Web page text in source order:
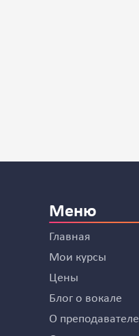
Меню
Главная
Мои курсы
Цены
Блог о вокале
О преподавателе